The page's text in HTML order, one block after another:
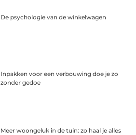
De psychologie van de winkelwagen
Inpakken voor een verbouwing doe je zo
zonder gedoe
Meer woongeluk in de tuin: zo haal je alles